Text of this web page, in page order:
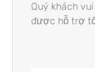
Quý khách
được hỗ trợ